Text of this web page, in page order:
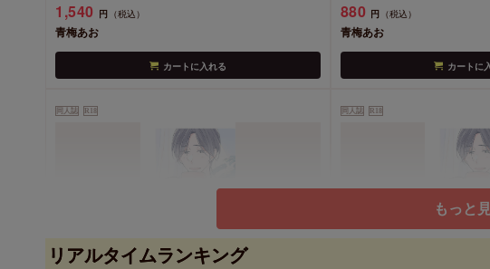
1,540 円 （税込）
青梅あお
カートに入れる
880 円 （税込）
青梅あお
カートに
同人誌 R18 同人誌 R18
もっと
リアルタイムランキング